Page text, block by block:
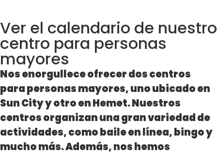
Ver el calendario de nuestro
centro para personas
mayores
Nos enorgullece ofrecer dos centros
para personas mayores, uno ubicado en
Sun City y otro en Hemet. Nuestros
centros organizan una gran variedad de
actividades, como baile en línea, bingo y
mucho más. Además, nos hemos